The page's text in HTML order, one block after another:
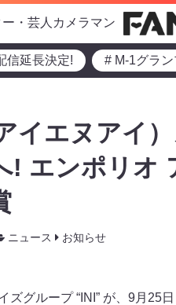
・芸人カメラマン
信延長決定! # M-1グラン
イエヌアイ
! エンポリオ
ニュース お知らせ
ズグループ “INI” が、9月25